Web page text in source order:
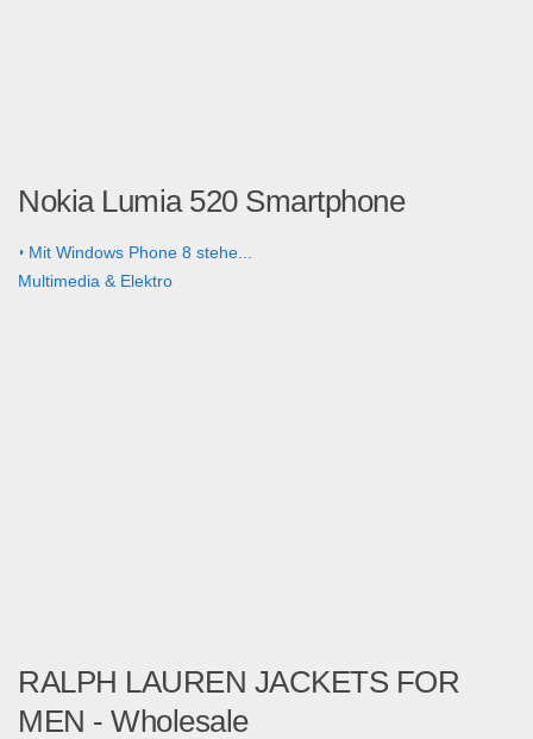
Nokia Lumia 520 Smartphone
• Mit Windows Phone 8 stehe...
Multimedia & Elektro
RALPH LAUREN JACKETS FOR
MEN - Wholesale